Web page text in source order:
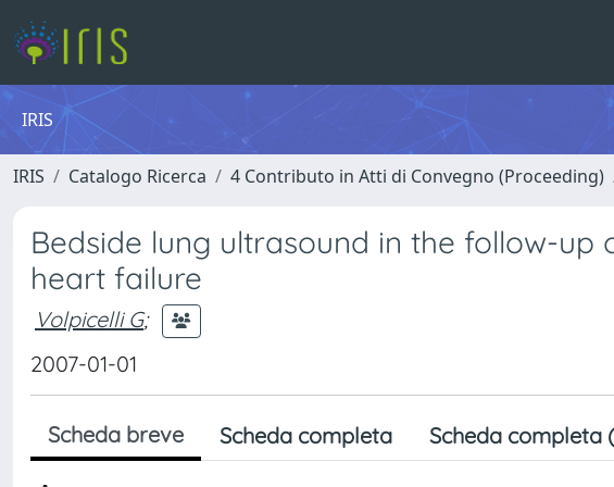
IRIS
IRIS Catalogo Ricerca 4 Contributo in Atti di Convegno (Proceeding)
Bedside lung ultrasound in the follow-
heart failure
Volpicelli G;
2007-01-01
Scheda breve Scheda completa Scheda completa